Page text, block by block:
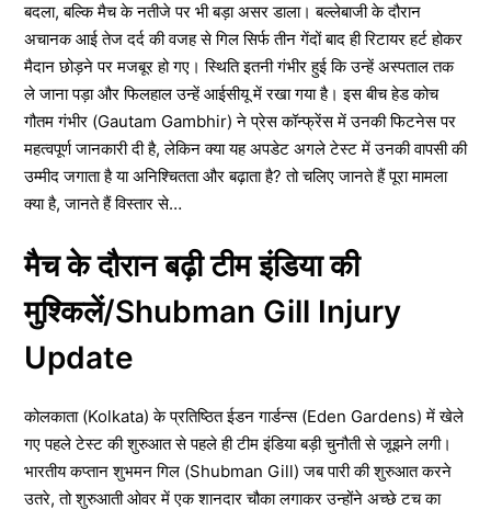
बदला, बल्कि मैच के नतीजे पर भी बड़ा असर डाला। बल्लेबाजी के दौरान
अचानक आई तेज दर्द की वजह से गिल सिर्फ तीन गेंदों बाद ही रिटायर हर्ट होकर
मैदान छोड़ने पर मजबूर हो गए। स्थिति इतनी गंभीर हुई कि उन्हें अस्पताल तक
ले जाना पड़ा और फिलहाल उन्हें आईसीयू में रखा गया है। इस बीच हेड कोच
गौतम गंभीर (Gautam Gambhir) ने प्रेस कॉन्फ्रेंस में उनकी फिटनेस पर
महत्वपूर्ण जानकारी दी है, लेकिन क्या यह अपडेट अगले टेस्ट में उनकी वापसी की
उम्मीद जगाता है या अनिश्चितता और बढ़ाता है? तो चलिए जानते हैं पूरा मामला
क्या है, जानते हैं विस्तार से…
मैच के दौरान बढ़ी टीम इंडिया की
मुश्किलें/Shubman Gill Injury
Update
कोलकाता (Kolkata) के प्रतिष्ठित ईडन गार्डन्स (Eden Gardens) में खेले
गए पहले टेस्ट की शुरुआत से पहले ही टीम इंडिया बड़ी चुनौती से जूझने लगी।
भारतीय कप्तान शुभमन गिल (Shubman Gill) जब पारी की शुरुआत करने
उतरे, तो शुरुआती ओवर में एक शानदार चौका लगाकर उन्होंने अच्छे टच का